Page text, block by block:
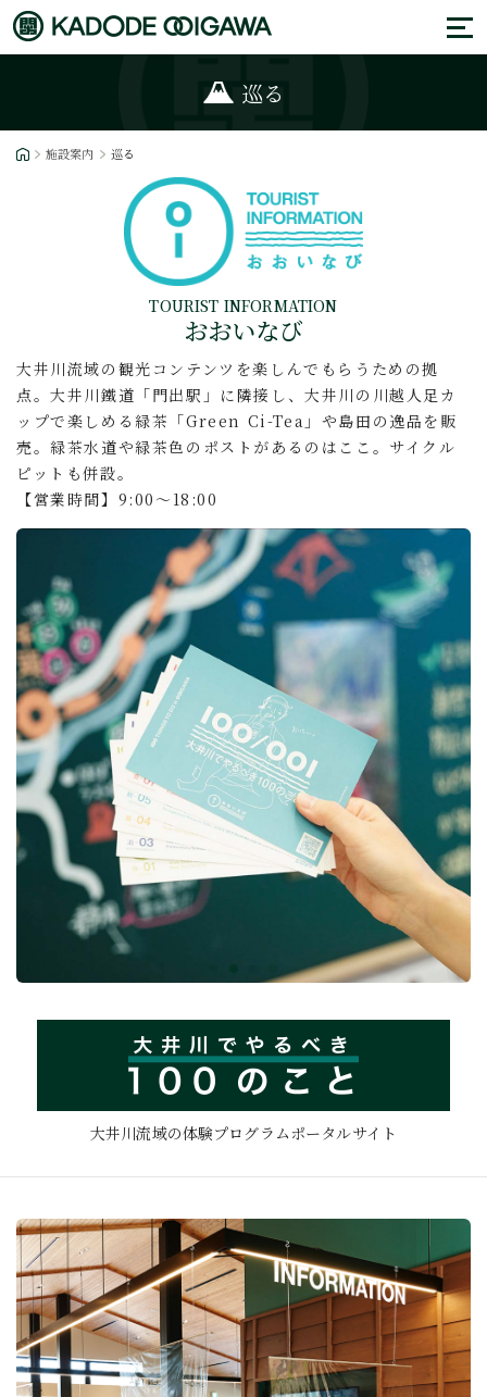
巡る
施設案内 巡る
TOURIST INFORMATION
おおいなび
大井川流域の観光コンテンツを楽しんでもらうための拠
点。大井川鐵道「門出駅」に隣接し、大井川の川越人足カ
ップで楽しめる緑茶「Green Ci-Tea」や島田の逸品を販
売。緑茶水道や緑茶色のポストがあるのはここ。サイクル
ピットも併設。
【営業時間】9:00〜18:00
大井川流域の体験プログラムポータルサイト